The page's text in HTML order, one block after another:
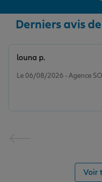
Derniers avis
Le 06/08/2026 - Agence
louna p.
Voir